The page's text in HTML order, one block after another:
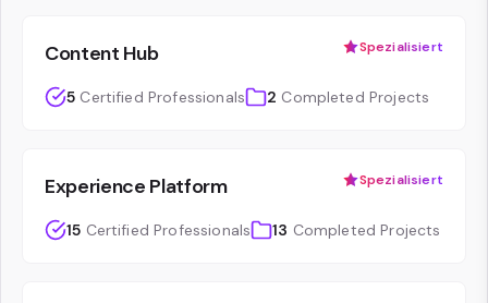
Content Hub Spezialisiert
5 Certified Professionals 2 Completed Projects
Experience Platform Spezialisiert
15 Certified Professionals 13 Completed Projects